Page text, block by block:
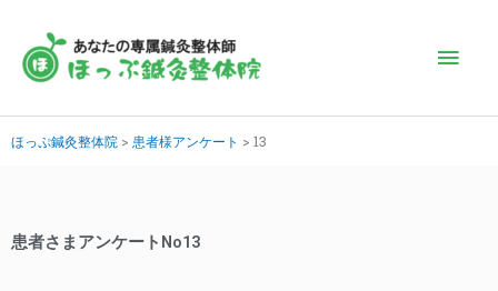
キ
ッほっぷ鍼灸整体院 > 患者様アンケート > 13
患者さまアンケートNo13